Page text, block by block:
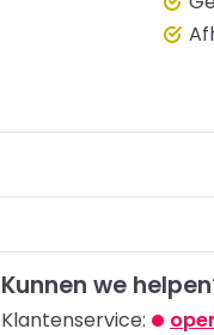
Kunnen we
Klantenservice: